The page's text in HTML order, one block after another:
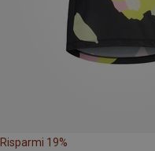
Risparmi 19%